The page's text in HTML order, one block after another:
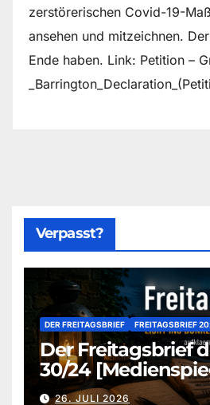
zerstörerischen Covid-19-
ansehen und mitzeichnen.
Ende haben. Link: Petition –
Verpasst?
DER FREITAGSBRIEF FREITAGSBRIEF
Der Freitagsbrief
30/24
aufklaerung-
26. JULI 2026